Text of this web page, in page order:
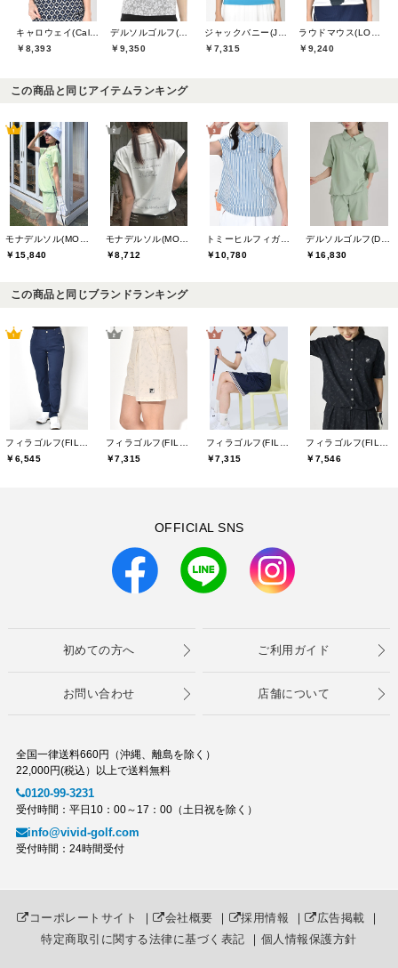
￥8,393
￥9,350
￥7,315
￥9,240
この商品と同じアイテムランキング
￥15,840
￥8,712
￥10,780
￥16,830
この商品と同じブランドランキング
￥6,545
￥7,315
￥7,315
￥7,546
OFFICIAL SNS
初めての方へ ご利用ガイド
お問い合わせ 店舗について
全国一律送料660円（沖縄、離島を除く）
22,000円(税込）以上で送料無料
0120-99-3231
受付時間：平日10：00～17：00（土日祝を除く）
info@vivid-golf.com
受付時間：24時間受付
コーポレートサイト ｜ 会社概要 ｜ 採用情報 ｜ 広告掲載 ｜
特定商取引に関する法律に基づく表記 ｜ 個人情報保護方針